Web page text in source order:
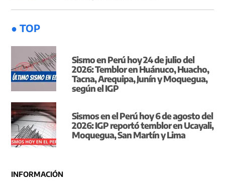
● TOP
Sismo en Perú hoy 24 de julio del
2026: Temblor en Huánuco, Huacho,
Tacna, Arequipa, Junín y Moquegua,
según el IGP
Sismos en el Perú hoy 6 de agosto del
2026: IGP reportó temblor en Ucayali,
Moquegua, San Martín y Lima
INFORMACIÓN